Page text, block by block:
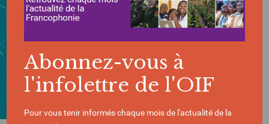
Abonnez-vous à
l'infolettre de l'OIF
Pour vous tenir informés chaque mois de l'actualité de la